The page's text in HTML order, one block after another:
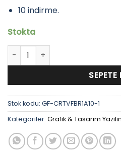
10 indirme.
Stokta
Creative Fabrica Premium
SEPETE
Stok kodu: GF-CRTVFBR1A10-1
Kategoriler: Grafik & Tasarım